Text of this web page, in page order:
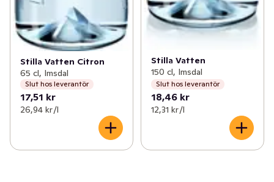
Stilla Vatten Citron
65 cl, Imsdal
Slut hos leverantör
17,51 kr
26,94 kr /l
Stilla Vatten
150 cl, Imsdal
Slut hos leverantör
18,46 kr
12,31 kr /l